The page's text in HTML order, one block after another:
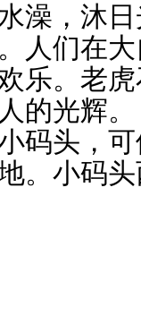
，沐日
人们在
乐。老
的光辉
码头，
。小码